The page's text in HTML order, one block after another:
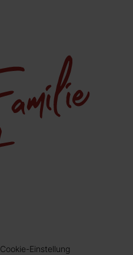
Cookie-Einstellung